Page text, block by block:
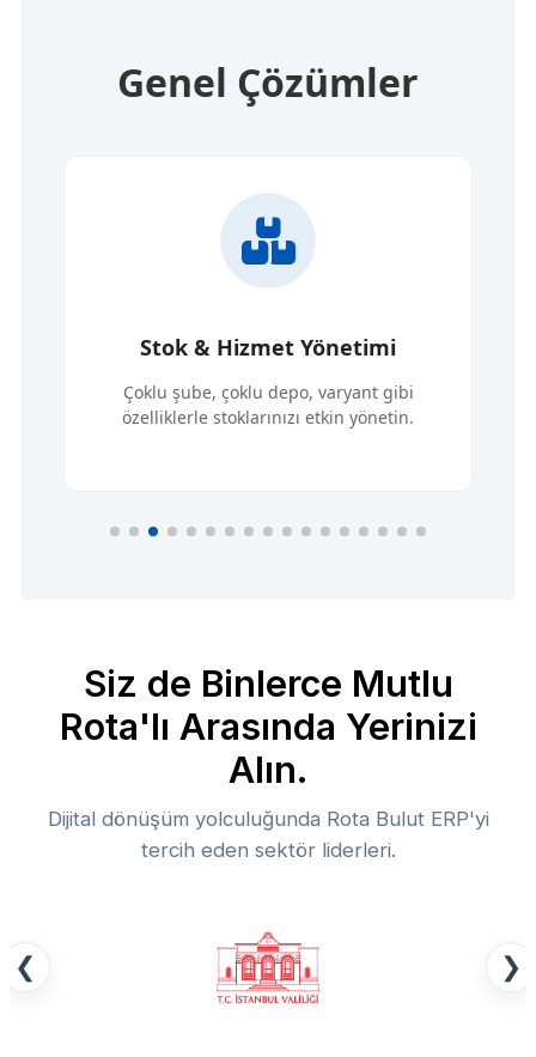
Genel Çözümler
Finans Yönetimi
Nakit akışı, çek/senet, kasa-banka
ve gelir-gider bütçenizi kontrol altına
Siz de Binlerce Mutlu
Rota'lı Arasında Yerinizi
Alın.
Dijital dönüşüm yolculuğunda Rota Bulut ERP'yi
tercih eden sektör liderleri.
❮ ❯